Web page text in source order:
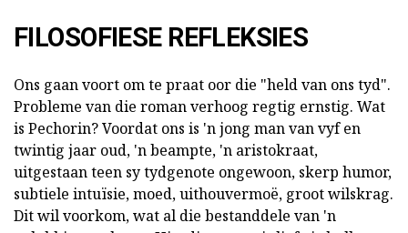
FILOSOFIESE REFLEKSIES
Ons gaan voort om te praat oor die "held van ons tyd".
Probleme van die roman verhoog regtig ernstig. Wat
is Pechorin? Voordat ons is 'n jong man van vyf en
twintig jaar oud, 'n beampte, 'n aristokraat,
uitgestaan teen sy tydgenote ongewoon, skerp humor,
subtiele intuïsie, moed, uithouvermoë, groot wilskrag.
Dit wil voorkom, wat al die bestanddele van 'n